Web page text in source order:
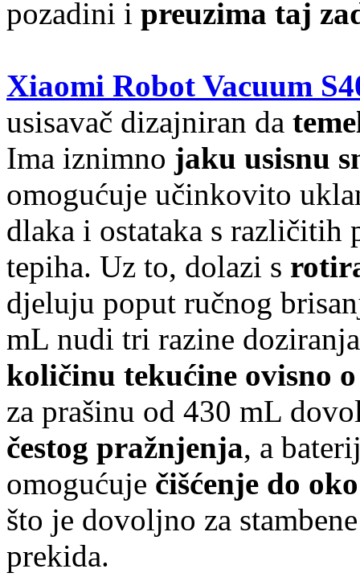
pozadini i preuzima taj
Xiaomi Robot Vacuum
usisavač dizajniran da
Ima iznimno jaku usisnu
omogućuje učinkovito
dlaka i ostataka s različitih
tepiha. Uz to, dolazi s
djeluju poput ručnog
mL nudi tri razine
količinu tekućine ovisno
za prašinu od 430 mL
čestog pražnjenja, a
omogućuje čišćenje do
što je dovoljno za
prekida.